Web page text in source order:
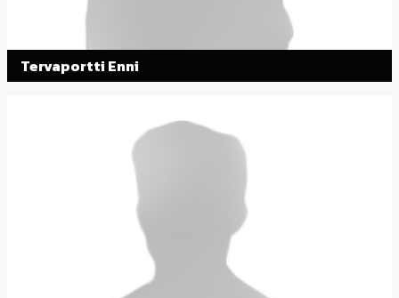
Tervaportti Enni